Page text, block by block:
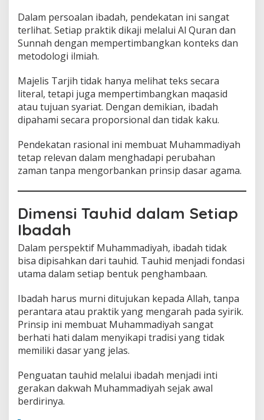
Dalam persoalan ibadah, pendekatan ini sangat
terlihat. Setiap praktik dikaji melalui Al Quran dan
Sunnah dengan mempertimbangkan konteks dan
metodologi ilmiah.
Majelis Tarjih tidak hanya melihat teks secara
literal, tetapi juga mempertimbangkan maqasid
atau tujuan syariat. Dengan demikian, ibadah
dipahami secara proporsional dan tidak kaku.
Pendekatan rasional ini membuat Muhammadiyah
tetap relevan dalam menghadapi perubahan
zaman tanpa mengorbankan prinsip dasar agama.
Dimensi Tauhid dalam Setiap
Ibadah
Dalam perspektif Muhammadiyah, ibadah tidak
bisa dipisahkan dari tauhid. Tauhid menjadi fondasi
utama dalam setiap bentuk penghambaan.
Ibadah harus murni ditujukan kepada Allah, tanpa
perantara atau praktik yang mengarah pada syirik.
Prinsip ini membuat Muhammadiyah sangat
berhati hati dalam menyikapi tradisi yang tidak
memiliki dasar yang jelas.
Penguatan tauhid melalui ibadah menjadi inti
gerakan dakwah Muhammadiyah sejak awal
berdirinya.